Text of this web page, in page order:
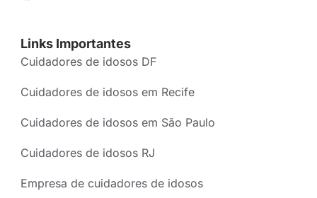
Links Importantes
Cuidadores de idosos DF
Cuidadores de idosos em Recife
Cuidadores de idosos em São Paulo
Cuidadores de idosos RJ
Empresa de cuidadores de idosos